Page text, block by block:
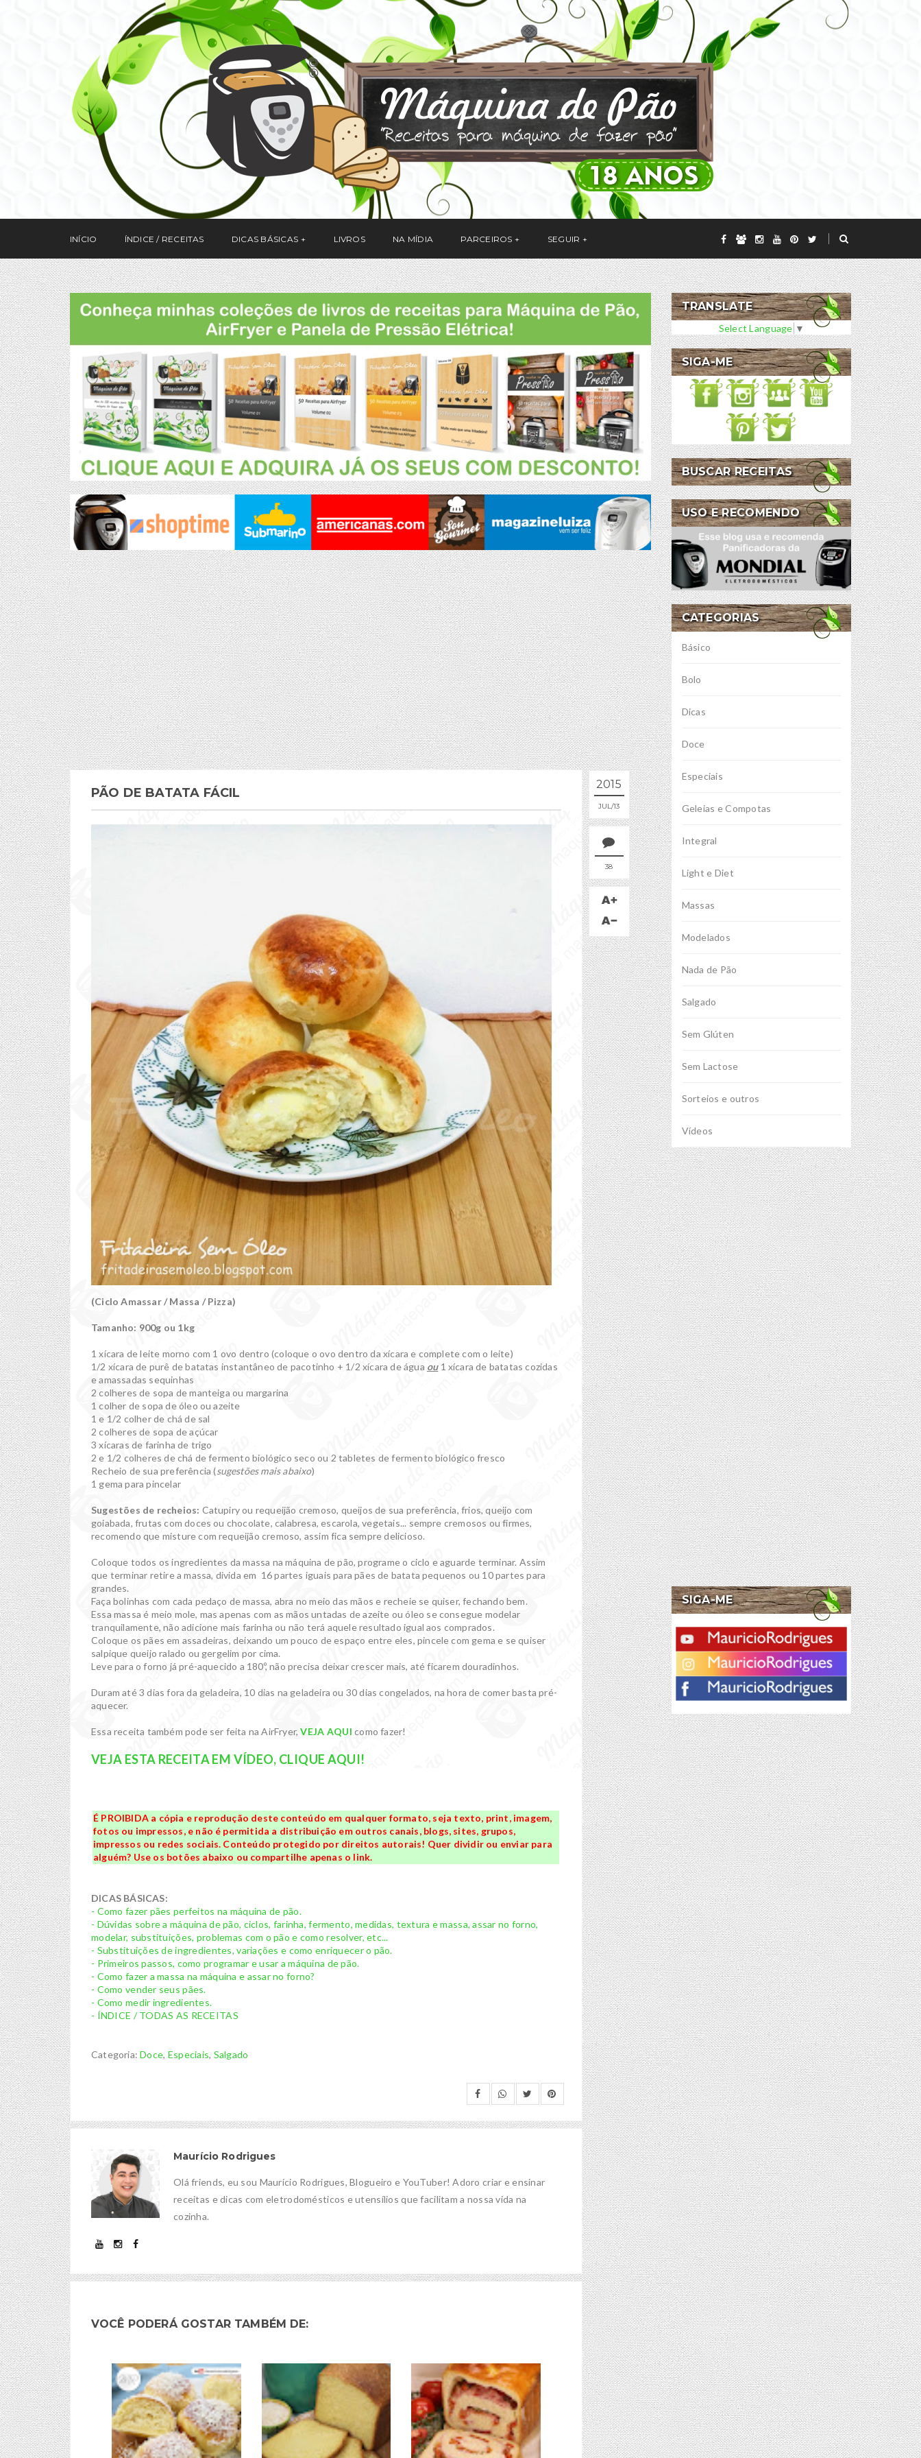
INÍCIO ÍNDICE / RECEITAS DICAS BÁSICAS LIVROS NA MÍDIA PARCEIROS SEGUIR
2015
JUL 13
38
PÃO DE BATATA FÁCIL
(Ciclo Amassar / Massa / Pizza)
Tamanho: 900g ou 1kg
1 xícara de leite morno com 1 ovo dentro (coloque o ovo dentro da xícara e complete com o leite)
1/2 xícara de purê de batatas instantâneo de pacotinho + 1/2 xícara de água ou1 xícara de batatas cozidas
e amassadas sequinhas
2 colheres de sopa de manteiga ou margarina
1 colher de sopa de óleo ou azeite
1 e 1/2 colher de chá de sal
2 colheres de sopa de açúcar
3 xícaras de farinha de trigo
2 e 1/2 colheres de chá de fermento biológico seco ou 2 tabletes de fermento biológico fresco
Recheio de sua preferência (sugestões mais abaixo)
1 gema para pincelar
Sugestões de recheios: Catupiry ou requeijão cremoso, queijos de sua preferência, frios, queijo com
goiabada, frutas com doces ou chocolate, calabresa, escarola, vegetais... sempre cremosos ou firmes,
recomendo que misture com requeijão cremoso, assim fica sempre delicioso.
Coloque todos os ingredientes da massa na máquina de pão, programe o ciclo e aguarde terminar. Assim
que terminar retire a massa, divida em 16 partes iguais para pães de batata pequenos ou 10 partes para
grandes.
Faça bolinhas com cada pedaço de massa, abra no meio das mãos e recheie se quiser, fechando bem.
Essa massa é meio mole, mas apenas com as mãos untadas de azeite ou óleo se consegue modelar
tranquilamente, não adicione mais farinha ou não terá aquele resultado igual aos comprados.
Coloque os pães em assadeiras, deixando um pouco de espaço entre eles, pincele com gema e se quiser
salpique queijo ralado ou gergelim por cima.
Leve para o forno já pré-aquecido a 180º, não precisa deixar crescer mais, até ficarem douradinhos.
Duram até 3 dias fora da geladeira, 10 dias na geladeira ou 30 dias congelados, na hora de comer basta pré-
aquecer.
Essa receita também pode ser feita na AirFryer,VEJA AQUI como fazer!
VEJA ESTA RECEITA EM VÍDEO, CLIQUE AQUI!
É PROIBIDA a cópia e reprodução deste conteúdo em qualquer formato, seja texto, print, imagem,
fotos ou impressos, e não é permitida a distribuição em outros canais, blogs, sites, grupos,
impressos ou redes sociais. Conteúdo protegido por direitos autorais! Quer dividir ou enviar para
alguém? Use os botões abaixo ou compartilhe apenas o link.
DICAS BÁSICAS:
- Como fazer pães perfeitos na máquina de pão.
- Dúvidas sobre a máquina de pão, ciclos, farinha, fermento, medidas, textura e massa, assar no forno,
modelar, substituições, problemas com o pão e como resolver, etc...
- Substituições de ingredientes, variações e como enriquecer o pão.
- Primeiros passos, como programar e usar a máquina de pão.
- Como fazer a massa na máquina e assar no forno?
- Como vender seus pães.
- Como medir ingredientes.
- ÍNDICE / TODAS AS RECEITAS
Categoria:Doce, Especiais, Salgado
Maurício Rodrigues
Olá friends, eu sou Maurício Rodrigues, Blogueiro e YouTuber! Adoro criar e ensinar
receitas e dicas com eletrodomésticos e utensílios que facilitam a nossa vida na
cozinha.
VOCÊ PODERÁ GOSTAR TAMBÉM DE:
TRANSLATE
Select Language ▼
SIGA-ME
BUSCAR RECEITAS
USO E RECOMENDO
CATEGORIAS
Básico
Bolo
Dicas
Doce
Especiais
Geleias e Compotas
Integral
Light e Diet
Massas
Modelados
Nada de Pão
Salgado
Sem Glúten
Sem Lactose
Sorteios e outros
Vídeos
SIGA-ME